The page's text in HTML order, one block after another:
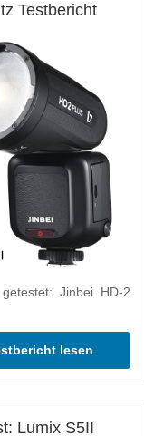
Testbericht
Jinbei HD-2
lesen
Lumix S5II